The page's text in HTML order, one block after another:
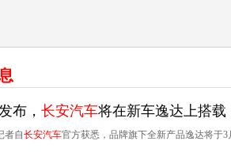
布， 长安汽车将在新车逸达上搭载
者自长安汽车官方获悉，品牌旗下全新产品逸达将于3